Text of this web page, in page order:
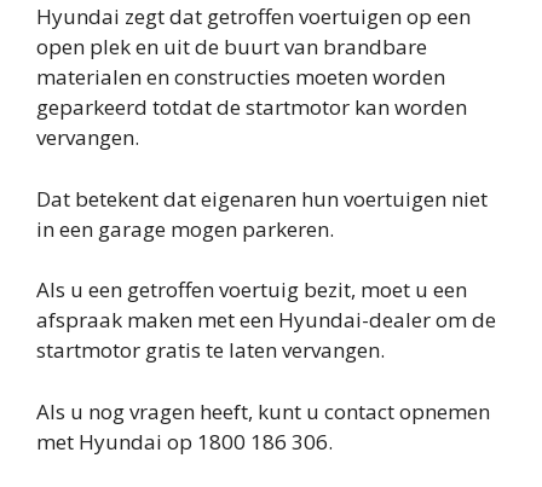
Hyundai zegt dat getroffen voertuigen op een
open plek en uit de buurt van brandbare
materialen en constructies moeten worden
geparkeerd totdat de startmotor kan worden
vervangen.
Dat betekent dat eigenaren hun voertuigen niet
in een garage mogen parkeren.
Als u een getroffen voertuig bezit, moet u een
afspraak maken met een Hyundai-dealer om de
startmotor gratis te laten vervangen.
Als u nog vragen heeft, kunt u contact opnemen
met Hyundai op 1800 186 306.